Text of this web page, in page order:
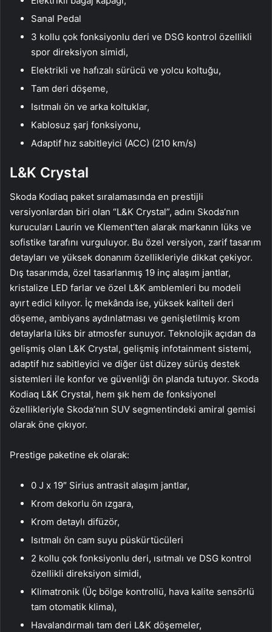
Sanal Pedal
3 kollu çok fonksiyonlu deri ve DSG kontrol özellikli
spor direksiyon simidi,
Elektrikli ve hafızalı sürücü ve yolcu koltuğu,
Tam deri döşeme,
Isıtmalı ön ve arka koltuklar,
Kablosuz şarj fonksiyonu,
Adaptif hız sabitleyici (ACC) (210 km/s)
L&K Crystal
Skoda Kodiaq paket sıralamasında en prestijli
versiyonlardan biri olan “L&K Crystal”, adını Skoda’nın
kurucuları Laurin ve Klement’ten alarak markanın lüks ve
sofistike tarafını vurguluyor. Bu özel versiyon, zarif tasarım
detayları ve yüksek donanım özellikleriyle dikkat çekiyor.
Dış tasarımda, özel tasarlanmış 19 inç alaşım jantlar,
kristalize LED farlar ve özel L&K amblemleri bu modeli
ayırt edici kılıyor. İç mekânda ise, yüksek kaliteli deri
döşeme, ambiyans aydınlatması ve genişletilmiş krom
detaylarla lüks bir atmosfer sunuyor. Teknolojik açıdan da
gelişmiş olan L&K Crystal, gelişmiş infotainment sistemi,
adaptif hız sabitleyici ve diğer üst düzey sürüş destek
sistemleri ile konfor ve güvenliği ön planda tutuyor. Skoda
Kodiaq L&K Crystal, hem şık hem de fonksiyonel
özellikleriyle Skoda’nın SUV segmentindeki amiral gemisi
olarak öne çıkıyor.
Prestige paketine ek olarak:
0 J x 19″ Sirius antrasit alaşım jantlar,
Krom dekorlu ön ızgara,
Krom detaylı difüzör,
Isıtmalı ön cam suyu püskürtücüleri
2 kollu çok fonksiyonlu deri, ısıtmalı ve DSG kontrol
özellikli direksiyon simidi,
Klimatronik (Üç bölge kontrollü, hava kalite sensörlü
tam otomatik klima),
Havalandırmalı tam deri L&K döşemeler,